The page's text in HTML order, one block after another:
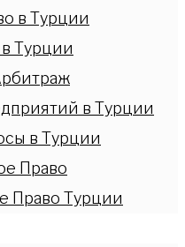
в Турции
Турции
в Турции
в Турции
Право
Право Турции